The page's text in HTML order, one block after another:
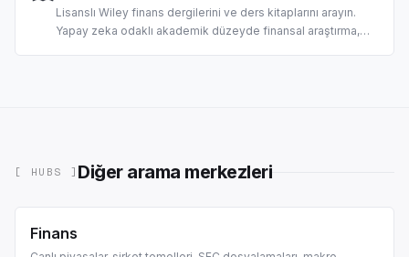
Lisanslı Wiley finans dergilerini ve ders kitaplarını arayın.
Yapay zeka odaklı akademik düzeyde finansal araştırma,
[ HUBS ] Diğer arama merkezleri
Finans